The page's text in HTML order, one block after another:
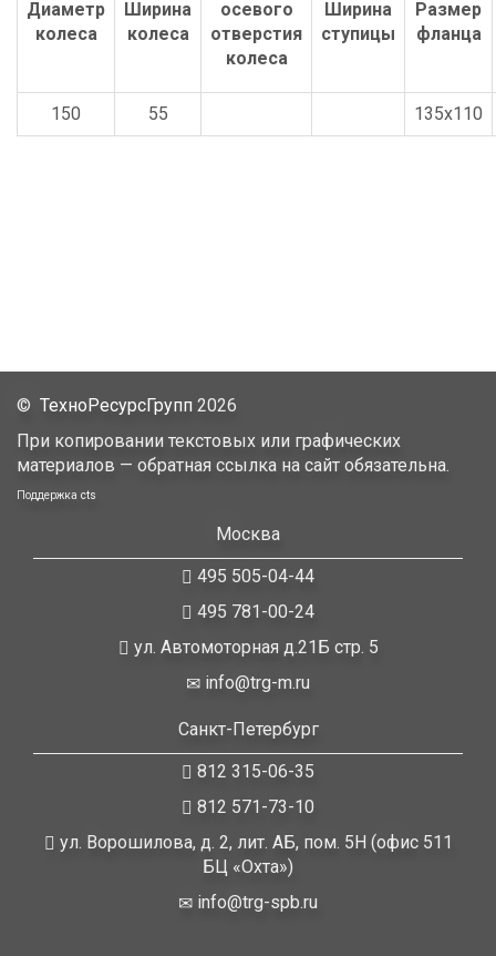
150 55 135x110
© ТехноРесурсГрупп 2026
При копировании текстовых или графических
материалов — обратная ссылка на сайт обязательна.
Поддержка cts
Москва
495 505-04-44
495 781-00-24
ул. Автомоторная д.21Б стр. 5
info@trg-m.ru
Санкт-Петербург
812 315-06-35
812 571-73-10
ул. Ворошилова, д. 2, лит. АБ, пом. 5Н (офис 511
БЦ «Охта»)
info@trg-spb.ru